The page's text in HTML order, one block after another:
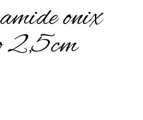
onix
2,5cm